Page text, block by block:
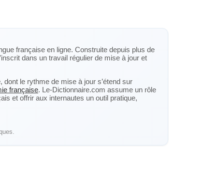
française en ligne. Construite depuis plus de
dans un travail régulier de mise à jour et
dont le rythme de mise à jour s’étend sur
française. Le-Dictionnaire.com assume un rôle
et offrir aux internautes un outil pratique,